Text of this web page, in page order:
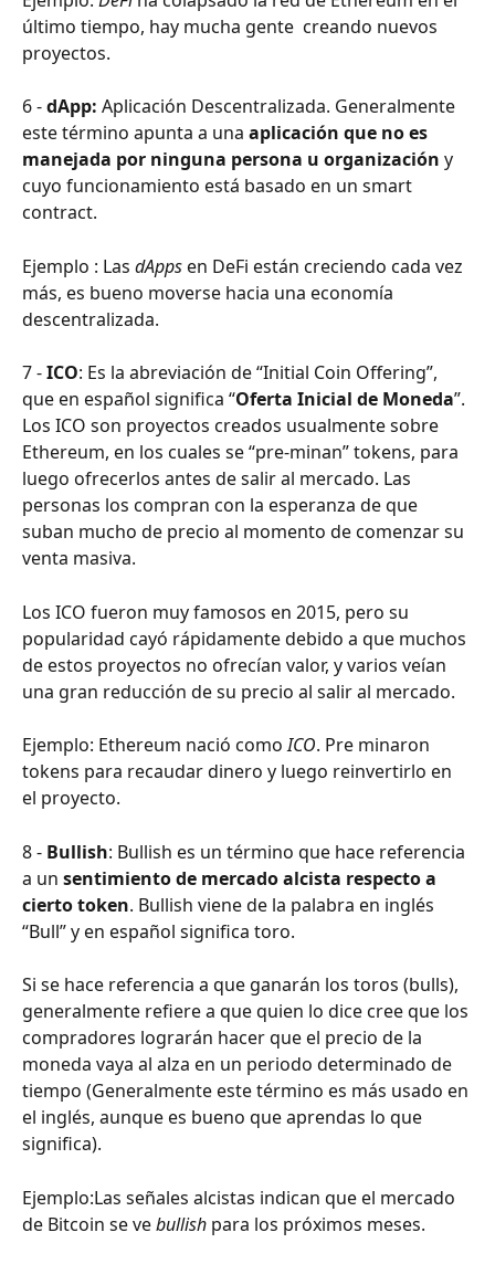
último tiempo, hay mucha gente  creando nuevos
proyectos.
6 - dApp: Aplicación Descentralizada. Generalmente
este término apunta a una aplicación que no es
manejada por ninguna persona u organización y
cuyo funcionamiento está basado en un smart
contract.
Ejemplo : Las dApps en DeFi están creciendo cada vez
más, es bueno moverse hacia una economía
descentralizada.
7 - ICO: Es la abreviación de “Initial Coin Offering”,
que en español significa “Oferta Inicial de Moneda”.
Los ICO son proyectos creados usualmente sobre
Ethereum, en los cuales se “pre-minan” tokens, para
luego ofrecerlos antes de salir al mercado. Las
personas los compran con la esperanza de que
suban mucho de precio al momento de comenzar su
venta masiva.
Los ICO fueron muy famosos en 2015, pero su
popularidad cayó rápidamente debido a que muchos
de estos proyectos no ofrecían valor, y varios veían
una gran reducción de su precio al salir al mercado.
Ejemplo: Ethereum nació como ICO. Pre minaron
tokens para recaudar dinero y luego reinvertirlo en
el proyecto.
8 - Bullish: Bullish es un término que hace referencia
a un sentimiento de mercado alcista respecto a
cierto token. Bullish viene de la palabra en inglés
“Bull” y en español significa toro.
Si se hace referencia a que ganarán los toros (bulls),
generalmente refiere a que quien lo dice cree que los
compradores lograrán hacer que el precio de la
moneda vaya al alza en un periodo determinado de
tiempo (Generalmente este término es más usado en
el inglés, aunque es bueno que aprendas lo que
significa).
Ejemplo:Las señales alcistas indican que el mercado
de Bitcoin se ve bullish para los próximos meses.